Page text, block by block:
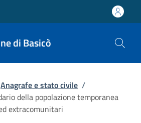
di Basicò
Anagrafe e stato civile /
della popolazione temporanea
extracomunitari